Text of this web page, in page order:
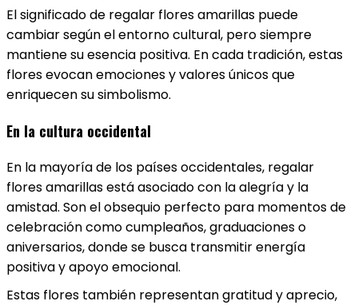
El significado de regalar flores amarillas puede
cambiar según el entorno cultural, pero siempre
mantiene su esencia positiva. En cada tradición, estas
flores evocan emociones y valores únicos que
enriquecen su simbolismo.
En la cultura occidental
En la mayoría de los países occidentales, regalar
flores amarillas está asociado con la alegría y la
amistad. Son el obsequio perfecto para momentos de
celebración como cumpleaños, graduaciones o
aniversarios, donde se busca transmitir energía
positiva y apoyo emocional.
Estas flores también representan gratitud y aprecio,